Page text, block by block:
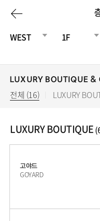
이
전
페
이
지
로
WEST 1F
LUXURY BOUTIQUE &
전체 (16) LUXURY
LUXURY BOUTIQUE
고야드
GOYARD